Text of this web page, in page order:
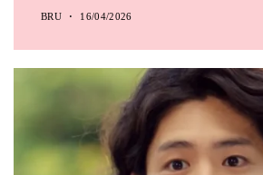
BRU 16/04/2026